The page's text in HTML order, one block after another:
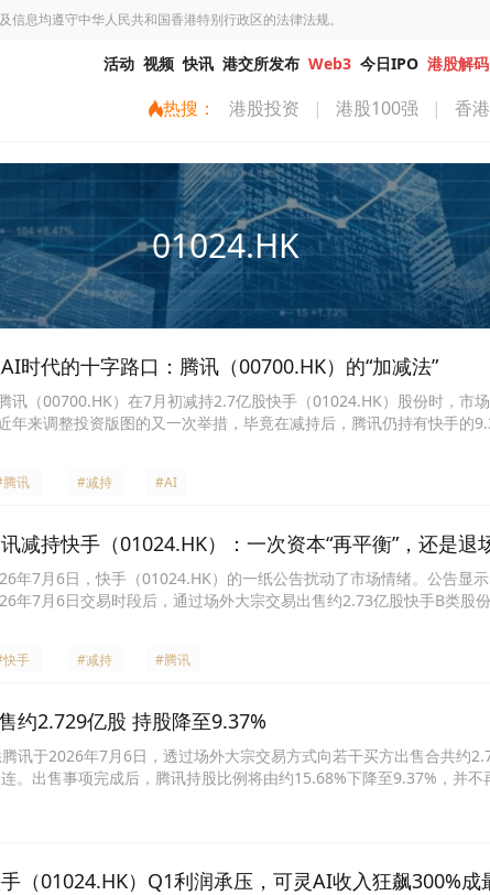
息均遵守中华人民共和国香港特别行政区的法律法规。
活动 视频 快讯 港交所发布 Web3 今日IPO 港股解码
热搜： 港股投资 | 港股100强 | 香港
01024.HK
时代的十字路口：腾讯（00700.HK）的“加减法”
讯（00700.HK）在7月初减持2.7亿股快手（01024.HK）股份时，市
年来调整投资版图的又一次举措，毕竟在减持后，腾讯仍持有快手的
讯 #减持 #AI
减持快手（01024.HK）：一次资本“再平衡”，还是退
年7月6日，快手（01024.HK）的一纸公告扰动了市场情绪。公告显
年7月6日交易时段后，通过场外大宗交易出售约2.73亿股快手B类股
手 #减持 #腾讯
约2.729亿股 持股降至9.37%
讯于2026年7月6日，透过场外大宗交易方式向若干买方出售合共约
。出售事项完成后，腾讯持股比例将由约15.68%下降至9.37%，并
元。此外，目前公司已根据其于2024年5月22日公布的160亿港元的
（01024.HK）Q1利润承压，可灵AI收入狂飙300%成